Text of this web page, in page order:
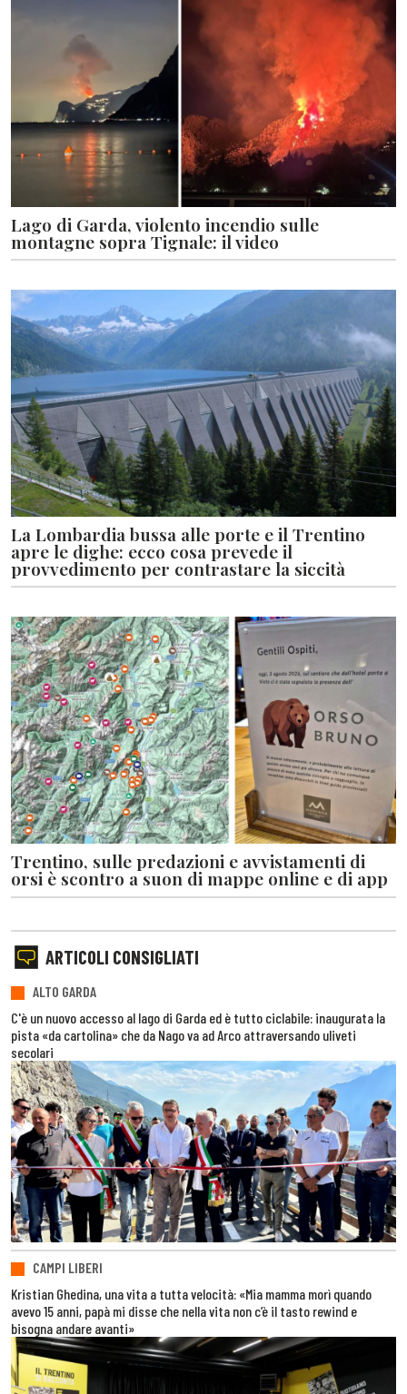
Lago di Garda, violento incendio sulle
montagne sopra Tignale: il video
La Lombardia bussa alle porte e il Trentino
apre le dighe: ecco cosa prevede il
provvedimento per contrastare la siccità
Trentino, sulle predazioni e avvistamenti di
orsi è scontro a suon di mappe online e di app
ARTICOLI CONSIGLIATI
ALTO GARDA
C'è un nuovo accesso al lago di Garda ed è tutto ciclabile: inaugurata la
pista «da cartolina» che da Nago va ad Arco attraversando uliveti
secolari
CAMPI LIBERI
Kristian Ghedina, una vita a tutta velocità: «Mia mamma morì quando
avevo 15 anni, papà mi disse che nella vita non c’è il tasto rewind e
bisogna andare avanti»